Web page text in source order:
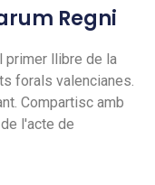
Regni
primer llibre de la
forals valencianes.
Compartisc amb
l'acte de